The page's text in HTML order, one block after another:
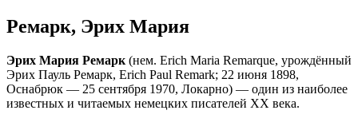
Ремарк, Эрих Мария
Эрих Мария Ремарк (нем. Erich Maria Remarque, урождённый
Эрих Пауль Ремарк, Erich Paul Remark; 22 июня 1898,
Оснабрюк — 25 сентября 1970, Локарно) — один из наиболее
известных и читаемых немецких писателей XX века.